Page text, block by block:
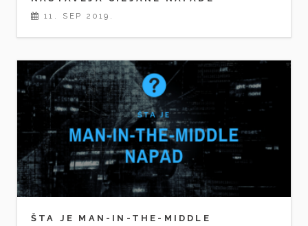
11. SEP 2019.
ŠTA JE MAN-IN-THE-MIDDLE